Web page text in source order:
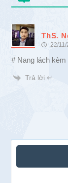
ThS.
22/
# Nang lách kèm
Trả lời ↵
Sidebar
chính